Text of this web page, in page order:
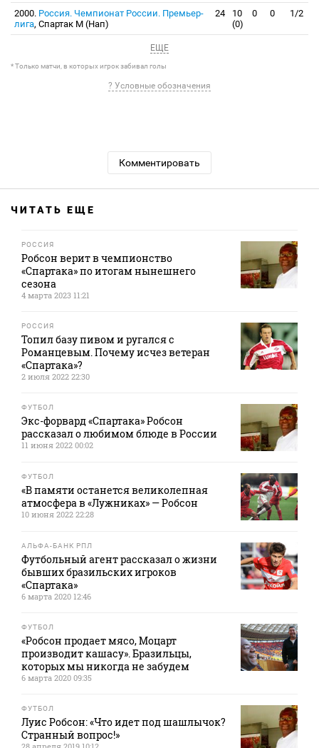
2000. Россия. Чемпионат России. Премьер-
лига, Спартак М (Нап)
24
10
(0)
0 0 1/2
ЕЩЕ
* Только матчи, в которых игрок забивал голы
? Условные обозначения
Комментировать
ЧИТАТЬ ЕЩЕ
РОССИЯ
Робсон верит в чемпионство
«Спартака» по итогам нынешнего
сезона
4 марта 2023 11:21
РОССИЯ
Топил базу пивом и ругался с
Романцевым. Почему исчез ветеран
«Спартака»?
2 июля 2022 22:30
ФУТБОЛ
Экс-форвард «Спартака» Робсон
рассказал о любимом блюде в России
11 июня 2022 00:02
ФУТБОЛ
«В памяти останется великолепная
атмосфера в «Лужниках» — Робсон
10 июня 2022 22:28
АЛЬФА-БАНК РПЛ
Футбольный агент рассказал о жизни
бывших бразильских игроков
«Спартака»
6 марта 2020 12:46
ФУТБОЛ
«Робсон продает мясо, Моцарт
производит кашасу». Бразильцы,
которых мы никогда не забудем
6 марта 2020 09:35
ФУТБОЛ
Луис Робсон: «Что идет под шашлычок?
Странный вопрос!»